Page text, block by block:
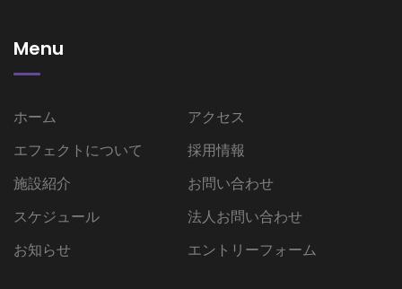
Menu
ホーム
エフェクトについて
施設紹介
スケジュール
お知らせ
アクセス
採用情報
お問い合わせ
法人お問い合わせ
エントリーフォーム